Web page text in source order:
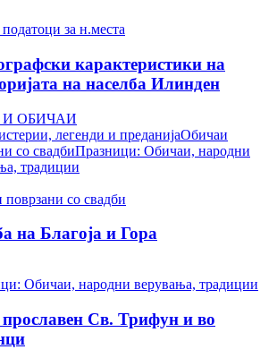
за н.места
карактеристики на
на населба Илинден
ОБИЧАИ
легенди и преданијаОбичаи
со свадбиПразници: Обичаи, народни
традиции
со свадби
на Благоја и Гора
Обичаи, народни верувања, традиции
прославен Св. Трифун и во